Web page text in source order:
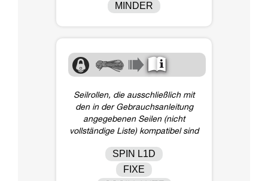
MINDER
Seilrollen, die ausschließlich mit
den in der Gebrauchsanleitung
angegebenen Seilen (nicht
vollständige Liste) kompatibel sind
SPIN L1D
FIXE